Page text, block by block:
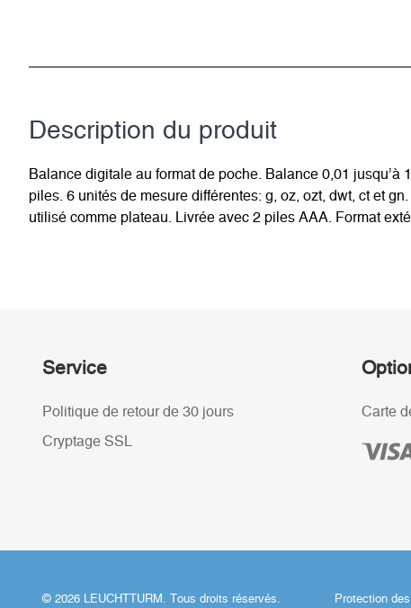
Description du­ produit
Balance digitale au format de poche. Balance 0,01
piles. 6 unités de mesure différentes: g, oz, ozt, dwt, ct et
utilisé comme plateau. Livrée avec 2 piles AAA. Format
Service
Politique de retour de 30 jours
Cryptage SSL
Carte
Protection
© 2026 LEUCHTTURM. Tous droits réservés.